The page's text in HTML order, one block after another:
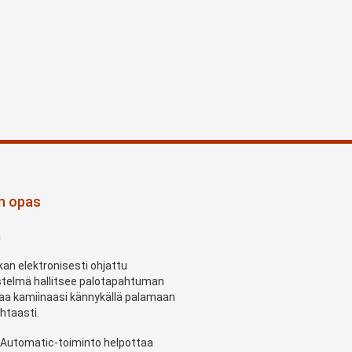
opas
elektronisesti ohjattu
hallitsee palotapahtuman
kamiinaasi kännykällä palamaan
toiminto helpottaa